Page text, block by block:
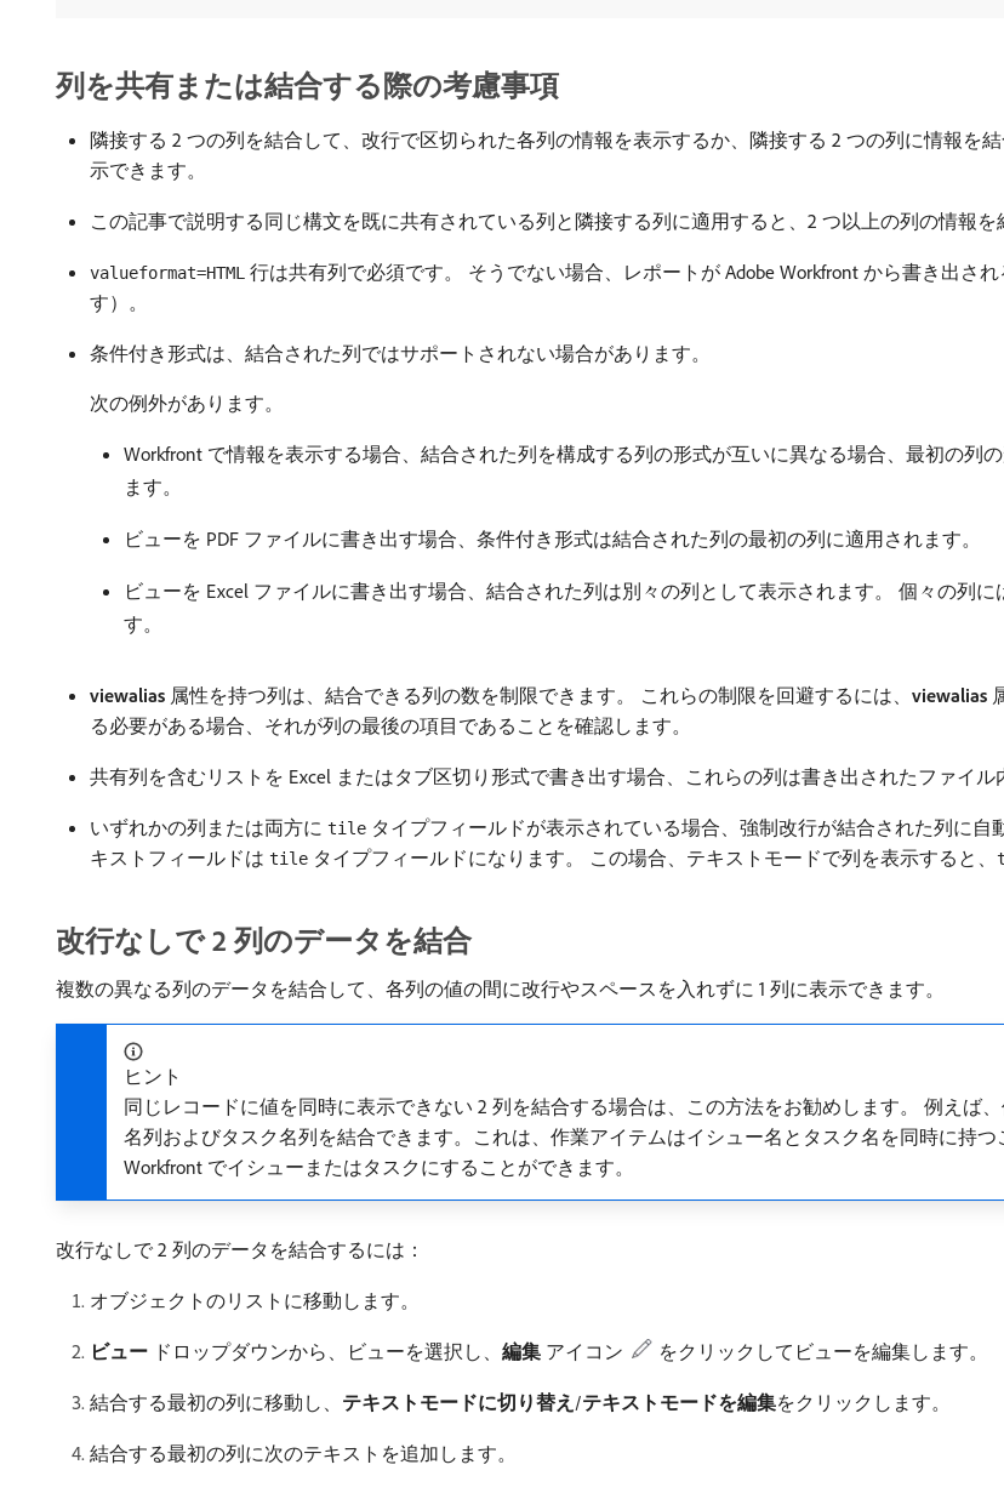
列を共有または結合する際の考慮事項
隣接する 2 つの列を結合して、改行で区切られた各列の情報を表示するか、隣接する 2 つの列に情報を
示できます。
この記事で説明する同じ構文を既に共有されている列と隣接する列に適用すると、2 つ以上の列の情報を
valueformat=HTML 行は共有列で必須です。 そうでない場合、レポートが Adobe Workfront から書き出さ
す）。
条件付き形式は、結合された列ではサポートされない場合があります。
次の例外があります。
Workfront で情報を表示する場合、結合された列を構成する列の形式が互いに異なる場合、最初の列
ます。
ビューを PDF ファイルに書き出す場合、条件付き形式は結合された列の最初の列に適用されます。
ビューを Excel ファイルに書き出す場合、結合された列は別々の列として表示されます。 個々の列
す。
viewalias 属性を持つ列は、結合できる列の数を制限できます。 これらの制限を回避するには、 viewalias
る必要がある場合、それが列の最後の項目であることを確認します。
共有列を含むリストを Excel またはタブ区切り形式で書き出す場合、これらの列は書き出されたファイル
いずれかの列または両方に tile タイプフィールドが表示されている場合、強制改行が結合された列に
キストフィールドは tile タイプフィールドになります。 この場合、テキストモードで列を表示すると、
改行なしで 2 列のデータを結合
複数の異なる列のデータを結合して、各列の値の間に改行やスペースを入れずに 1 列に表示できます。
ヒント
同じレコードに値を同時に表示できない 2 列を結合する場合は、この方法をお勧めします。 例えば
名列およびタスク名列を結合できます。これは、作業アイテムはイシュー名とタスク名を同時に持つ
Workfront でイシューまたはタスクにすることができます。
改行なしで 2 列のデータを結合するには：
オブジェクトのリストに移動します。
ビュー ドロップダウンから、ビューを選択し、 編集 アイコン をクリックしてビューを編集します。
結合する最初の列に移動し、 テキストモードに切り替え /テキストモードを編集​をクリックします。
結合する最初の列に次のテキストを追加します。